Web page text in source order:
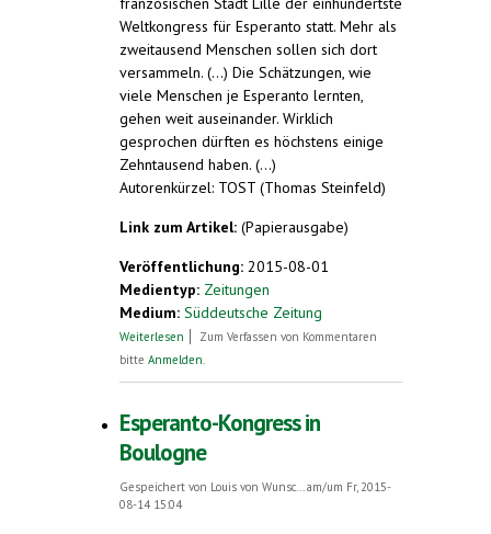
Weltkongress für Esperanto statt. Mehr als
zweitausend Menschen sollen sich dort
versammeln. (...) Die Schätzungen, wie
viele Menschen je Esperanto lernten,
gehen weit auseinander. Wirklich
gesprochen dürften es höchstens einige
Zehntausend haben. (...)
Autorenkürzel: TOST (Thomas Steinfeld)
Link zum Artikel: (Papierausgabe)
Veröffentlichung: 2015-08-01
Medientyp: Zeitungen
Medium: Süddeutsche Zeitung
Weiterlesen über Aktuelles Lexikon: Esperanto
Zum Verfassen von Kommentaren
bitte Anmelden.
Esperanto-Kongress in
Boulogne
Gespeichert von Louis von Wunsc...am/um Fr, 2015-
08-14 15:04